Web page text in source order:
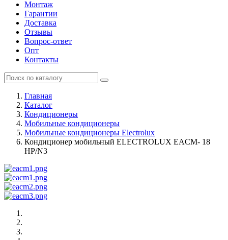
Монтаж
Гарантии
Доставка
Отзывы
Вопрос-ответ
Опт
Контакты
Главная
Каталог
Кондиционеры
Мобильные кондиционеры
Мобильные кондиционеры Electrolux
Кондиционер мобильный ELECTROLUX EACM- 18
НP/N3